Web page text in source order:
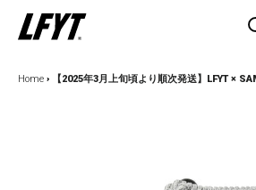
Home › 【2025年3月上旬頃より順次発送】LFYT × SAMPLES × FRUIT OF THE LOOM - US